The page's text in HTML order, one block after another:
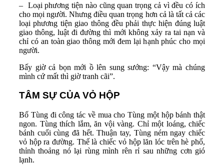
– Loại phương tiện nào cũng quan trọng cả vì đều có ích
cho mọi người. Nhưng điều quan trọng hơn cả là tất cả các
loại phương tiện giao thông đều phải thực hiện đúng luật
giao thông, luật đi đường thì mới không xảy ra tai nạn và
chỉ có an toàn giao thông mới đem lại hạnh phúc cho mọi
người.
Bấy giờ cả bọn mới ồ lên sung sướng: “Vậy mà chúng
mình cứ mất thì giờ tranh cãi”.
TÂM SỰ CỦA VỎ HỘP
Bố Tùng đi công tác về mua cho Tùng một hộp bánh thật
ngon. Tùng thích lắm, ăn vội vàng. Chỉ một loáng, chiếc
bánh cuối cùng đã hết. Thuận tay, Tùng ném ngay chiếc
vỏ hộp ra đường. Thế là chiếc vỏ hộp lăn lóc trên hè phố,
thỉnh thoảng nó lại rùng mình rên rỉ sau những cơn gió
lạnh.